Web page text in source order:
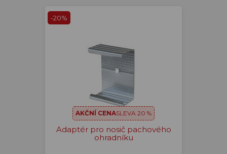
-20%
AKČNÍ CENASLEVA 20 %
Adaptér pro nosič pachového
ohradníku